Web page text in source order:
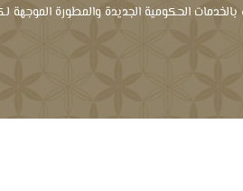
الحكومية الجديدة والمطورة